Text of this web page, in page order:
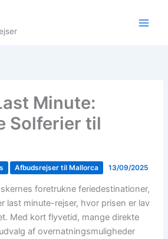
Minute:
Solferier til
Afbudsrejser til Mallorca 13/09/2025
foretrukne feriedestinationer,
last minute-rejser, hvor prisen er lav
Med kort flyvetid, mange direkte
af overnatningsmuligheder